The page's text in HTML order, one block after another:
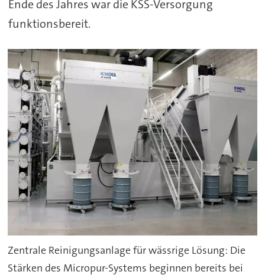
Ende des Jahres war die KSS-Versorgung
funktionsbereit.
Zentrale Reinigungsanlage für wässrige Lösung: Die
Stärken des Micropur-Systems beginnen bereits bei